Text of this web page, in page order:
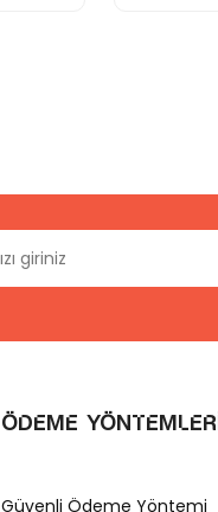
Ödeme Yöntemleri
Güvenli Ödeme Yöntemi